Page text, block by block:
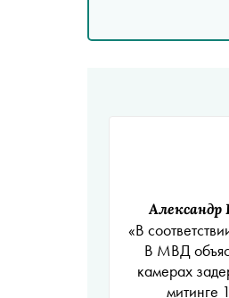
Александр
«В
В МВД
камерах
митинге